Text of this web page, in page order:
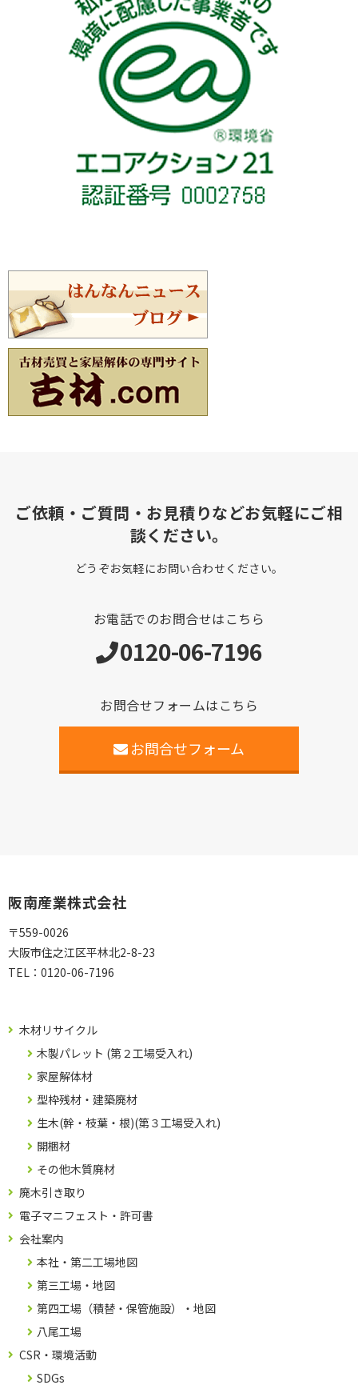
ご依頼・ご質問・お見積りなどお気軽にご相
談ください。
どうぞお気軽にお問い合わせください。
お電話でのお問合せはこちら
0120-06-7196
お問合せフォームはこちら
お問合せフォーム
阪南産業株式会社
〒559-0026
大阪市住之江区平林北2-8-23
TEL： 0120-06-7196
木材リサイクル
木製パレット (第２工場受入れ)
家屋解体材
型枠残材・建築廃材
生木(幹・枝葉・根)(第３工場受入れ)
開梱材
その他木質廃材
廃木引き取り
電子マニフェスト・許可書
会社案内
本社・第二工場地図
第三工場・地図
第四工場（積替・保管施設）・地図
八尾工場
CSR・環境活動
SDGs